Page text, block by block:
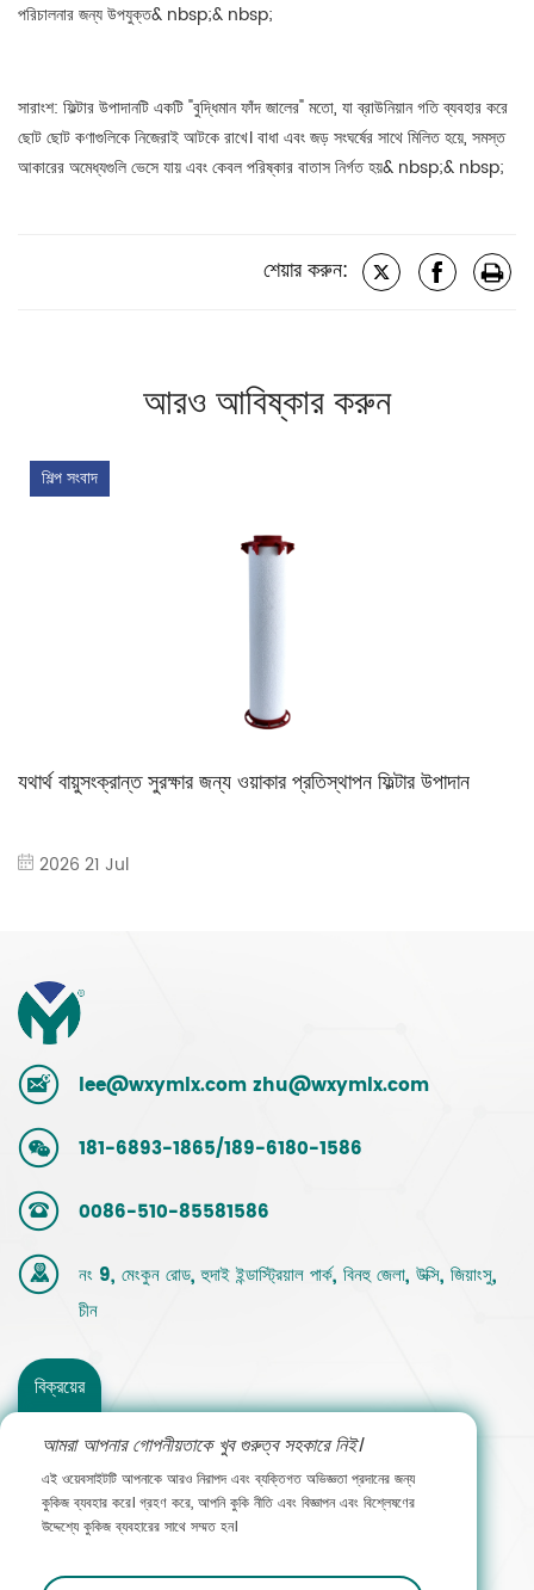
পরিচালনার জন্য উপযুক্ত& nbsp;& nbsp;
সারাংশ: ফিল্টার উপাদানটি একটি "বুদ্ধিমান ফাঁদ জালের" মতো, যা ব্রাউনিয়ান গতি ব্যবহার করে
ছোট ছোট কণাগুলিকে নিজেরাই আটকে রাখে। বাধা এবং জড় সংঘর্ষের সাথে মিলিত হয়ে, সমস্ত
আকারের অমেধ্যগুলি ভেসে যায় এবং কেবল পরিষ্কার বাতাস নির্গত হয়& nbsp;& nbsp;
শেয়ার করুন:
আরও আবিষ্কার করুন
শিল্প সংবাদ
যথার্থ বায়ুসংক্রান্ত সুরক্ষার জন্য ওয়াকার প্রতিস্থাপন ফিল্টার উপাদান
2026 21 Jul
lee@wxymlx.com zhu@wxymlx.com
181-6893-1865/189-6180-1586
0086-510-85581586
নং 9, মেংকুন রোড, হুদাই ইন্ডাস্ট্রিয়াল পার্ক, বিনহু জেলা, উক্সি, জিয়াংসু,
চীন
বিক্রয়ের
সাথে
যোগাযোগ
আমরা আপনার গোপনীয়তাকে খুব গুরুত্ব সহকারে নিই।
এই ওয়েবসাইটটি আপনাকে আরও নিরাপদ এবং ব্যক্তিগত অভিজ্ঞতা প্রদানের জন্য
কুকিজ ব্যবহার করে। গ্রহণ করে, আপনি কুকি নীতি এবং বিজ্ঞাপন এবং বিশ্লেষণের
উদ্দেশ্যে কুকিজ ব্যবহারের সাথে সম্মত হন।